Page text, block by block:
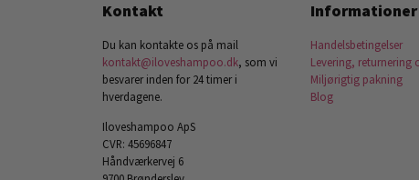
Kontakt
Du kan kontakte os på mail
kontakt@iloveshampoo.dk, som vi
besvarer inden for 24 timer i
hverdagene.
Iloveshampoo ApS
CVR: 45696847
Håndværkervej 6
Informationer
Handelsbetingelser
Levering, returnering
Miljørigtig pakning
Blog